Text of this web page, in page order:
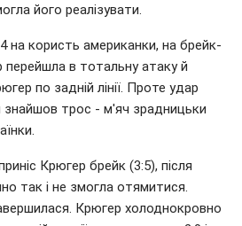
його реалізувати.
на користь американки, на брейк-
перейшла в тотальну атаку й
по задній лінії. Проте удар
знайшов трос - м'яч зрадницьки
Крюгер брейк (3:5), після
так і не змогла отямитися.
Крюгер холоднокровно